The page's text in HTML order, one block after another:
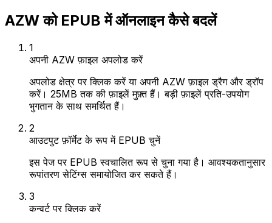
AZW को EPUB में ऑनलाइन कैसे बदलें
1
अपनी AZW फ़ाइल अपलोड करें
अपलोड क्षेत्र पर क्लिक करें या अपनी AZW फ़ाइल ड्रैग और ड्रॉप
करें। 25MB तक की फ़ाइलें मुफ़्त हैं। बड़ी फ़ाइलें प्रति-उपयोग
भुगतान के साथ समर्थित हैं।
2
आउटपुट फ़ॉर्मेट के रूप में EPUB चुनें
इस पेज पर EPUB स्वचालित रूप से चुना गया है। आवश्यकतानुसार
रूपांतरण सेटिंग्स समायोजित कर सकते हैं।
3
कन्वर्ट पर क्लिक करें